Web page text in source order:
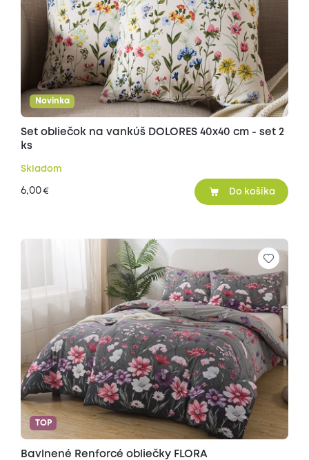
Novinka
Set obliečok na vankúš DOLORES 40x40 cm - set 2
ks
Skladom
6,00€ Do košíka
TOP
Bavlnené Renforcé obliečky FLORA